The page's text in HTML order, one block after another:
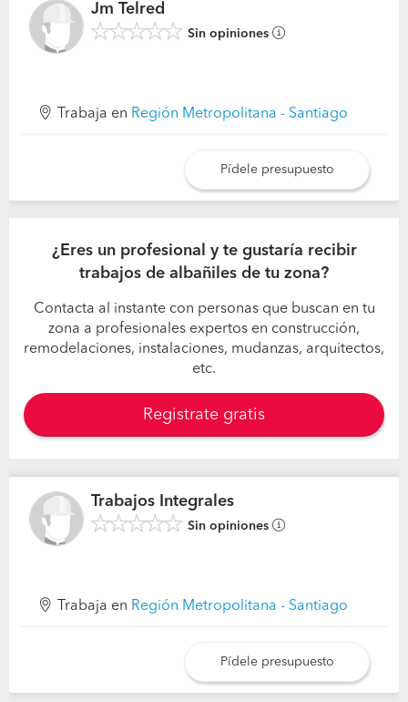
Jm Telred
Sin opiniones
Trabaja en Región Metropolitana - Santiago
Pídele presupuesto
¿Eres un profesional y te gustaría recibir
trabajos de albañiles de tu zona?
Contacta al instante con personas que buscan en tu
zona a profesionales expertos en construcción,
remodelaciones, instalaciones, mudanzas, arquitectos,
etc.
Registrate gratis
Trabajos Integrales
Sin opiniones
Trabaja en Región Metropolitana - Santiago
Pídele presupuesto